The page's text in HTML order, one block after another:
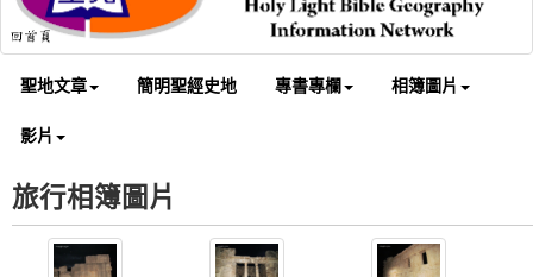
聖地文章 簡明聖經史地 專書專欄 相簿圖片
影片
旅行相簿圖片